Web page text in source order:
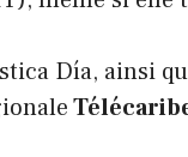
Día, ainsi